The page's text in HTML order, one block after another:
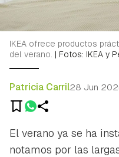
IKEA ofrece productos
del verano. | Fotos: IKEA y
Patricia Carril28 Jun
El verano ya se ha
notamos por las